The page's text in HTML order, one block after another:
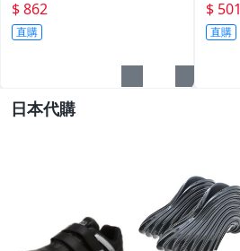
筒褲子
$ 862
直購
腿褲子
$ 501
直購
日本代購